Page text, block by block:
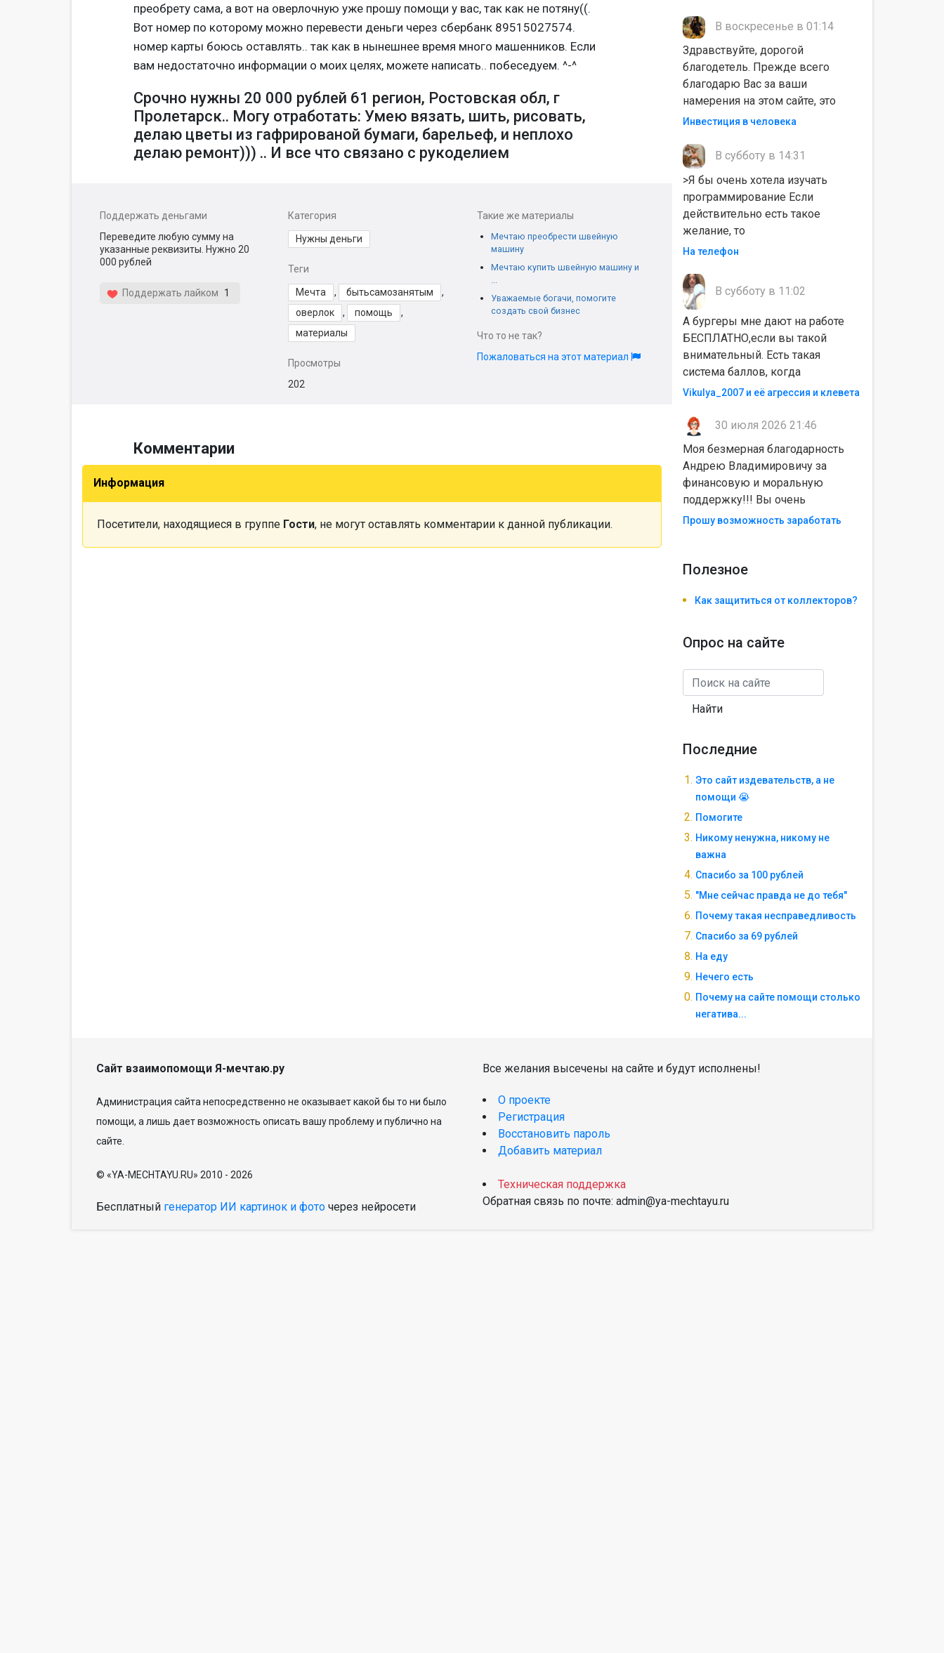
преобрету сама, а вот на оверлочную уже прошу помощи у вас, так как не потяну((.
Вот номер по которому можно перевести деньги через сбербанк 89515027574.
номер карты боюсь оставлять.. так как в нынешнее время много машенников. Если
вам недостаточно информации о моих целях, можете написать.. побеседуем. ^-^
Срочно нужны 20 000 рублей 61 регион, Ростовская обл, г
Пролетарск.. Могу отработать: Умею вязать, шить, рисовать,
делаю цветы из гафрированой бумаги, барельеф, и неплохо
делаю ремонт))) .. И все что связано с рукоделием
Поддержать деньгами
Переведите любую сумму на
указанные реквизиты. Нужно 20
000 рублей
Поддержать лайком 1
Категория
Нужны деньги
Теги
Мечта , бытьсамозанятым
,
оверлок
, помощь
,
материалы
Просмотры
202
Такие же материалы
Мечтаю преобрести швейную
машину
Мечтаю купить швейную машину и
...
Уважаемые богачи, помогите
создать свой бизнес
Что то не так?
Пожаловаться на этот материал
Комментарии
Информация
Посетители, находящиеся в группе Гости, не могут оставлять комментарии к данной публикации.
В воскресенье в 01:14
Здравствуйте, дорогой
благодетель. Прежде всего
благодарю Вас за ваши
намерения на этом сайте, это
Инвестиция в человека
В субботу в 14:31
>Я бы очень хотела изучать
программирование Если
действительно есть такое
желание, то
На телефон
В субботу в 11:02
А бургеры мне дают на работе
БЕСПЛАТНО,если вы такой
внимательный. Есть такая
система баллов, когда
Vikulya_2007 и её агрессия и клевета
30 июля 2026 21:46
Моя безмерная благодарность
Андрею Владимировичу за
финансовую и моральную
поддержку!!! Вы очень
Прошу возможность заработать
Полезноe
Как защититься от коллекторов?
Опрос на сайте
Найти
Последние
Это сайт издевательств, а не
помощи 😭
Помогите
Никому ненужна, никому не
важна
Спасибо за 100 рублей
"Мне сейчас правда не до тебя"
Почему такая несправедливость
Спасибо за 69 рублей
На еду
Нечего есть
Почему на сайте помощи столько
негатива...
Сайт взаимопомощи Я-мечтаю.ру
Администрация сайта непосредственно не оказывает какой бы то ни было
помощи, а лишь дает возможность описать вашу проблему и публично на
сайте.
© «YA-MECHTAYU.RU» 2010 - 2026
Бесплатный генератор ИИ картинок и фото через нейросети
Все желания высечены на сайте и будут исполнены!
О проекте
Регистрация
Восстановить пароль
Добавить материал
Техническая поддержка
Обратная связь по почте: admin@ya-mechtayu.ru